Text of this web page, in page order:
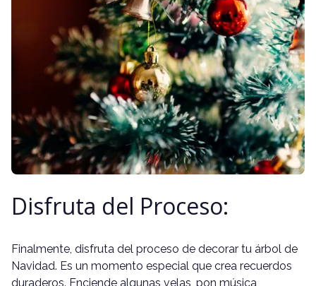
Disfruta del Proceso:
Finalmente, disfruta del proceso de decorar tu árbol de
Navidad. Es un momento especial que crea recuerdos
duraderos. Enciende algunas velas, pon música